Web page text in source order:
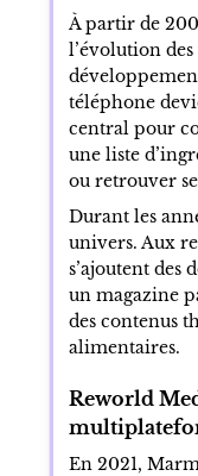
À partir de
l’évolution des
téléphone
central pour
une liste
ou retrouver
Durant les
univers. Aux
s’ajoutent des
un magazine
des contenus
alimentaires.
Reworld
En 2021,